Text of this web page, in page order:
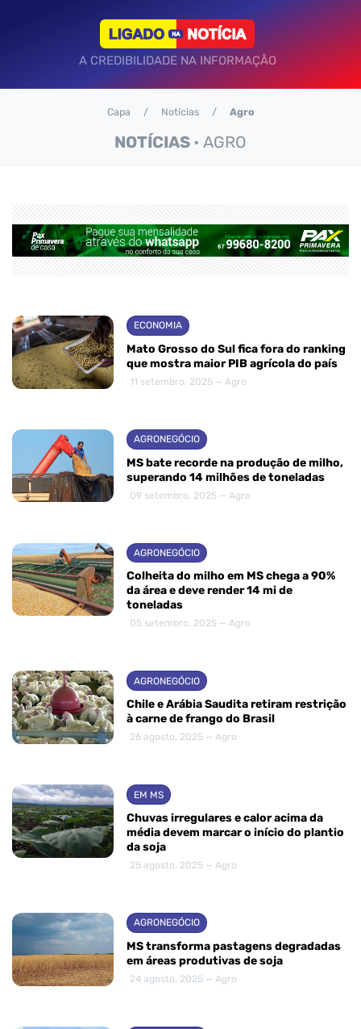
A CREDIBILIDADE NA INFORMAÇÃO
NOTÍCIAS • AGRO
Capa Notícias Agro
ECONOMIA
Mato Grosso do Sul fica fora do ranking
que mostra maior PIB agrícola do país
11 setembro, 2025 — Agro
AGRONEGÓCIO
MS bate recorde na produção de milho,
superando 14 milhões de toneladas
09 setembro, 2025 — Agro
AGRONEGÓCIO
Colheita do milho em MS chega a 90%
da área e deve render 14 mi de
toneladas
05 setembro, 2025 — Agro
AGRONEGÓCIO
Chile e Arábia Saudita retiram restrição
à carne de frango do Brasil
26 agosto, 2025 — Agro
EM MS
Chuvas irregulares e calor acima da
média devem marcar o início do plantio
da soja
25 agosto, 2025 — Agro
AGRONEGÓCIO
MS transforma pastagens degradadas
em áreas produtivas de soja
24 agosto, 2025 — Agro